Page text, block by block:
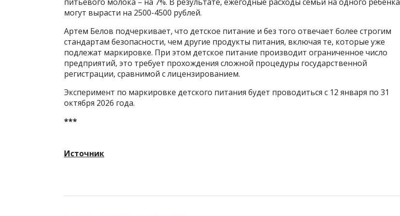
могут вырасти на 2500-4500 рублей.
Артем Белов подчеркивает, что детское питание и без того отвечает более строгим
стандартам безопасности, чем другие продукты питания, включая те, которые уже
подлежат маркировке. При этом детское питание производит ограниченное число
предприятий, это требует прохождения сложной процедуры государственной
регистрации, сравнимой с лицензированием.
Эксперимент по маркировке детского питания будет проводиться с 12 января по 31
октября 2026 года.
***
Источник